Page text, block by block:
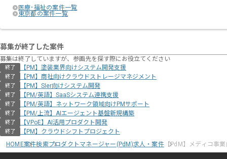
医療･福祉の案件一覧
東京都の案件一覧
募集が終了した案件
募集は終了していますが、参画先を探す際にお役立てください
終了 【PM】塗装業界向けシステム開発支援
終了 【PM】商社向けクラウドストレージマネジメント
終了 【PM】SIer向けシステム開発
終了 【PM/英語】SaaSシステム連携支援
終了 【PM/英語】ネットワーク領域向けPMサポート
終了 【PM/上流】AIエージェント基盤新規構築
終了 【VPoE】AI活用プロダクト開発
終了
【PM】クラウドシフトプロジェクト
HOME案件検索プロダクトマネージャー(PdM)求人・案件【PdM】メディコ事